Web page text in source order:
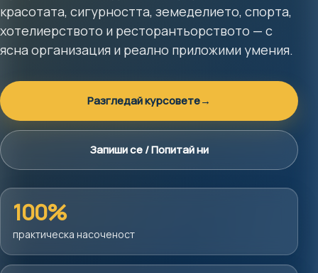
красотата, сигурността, земеделието, спорта,
хотелиерството и ресторантьорството — с
ясна организация и реално приложими умения.
Разгледай курсовете→
Запиши се / Попитай ни
100%
практическа насоченост